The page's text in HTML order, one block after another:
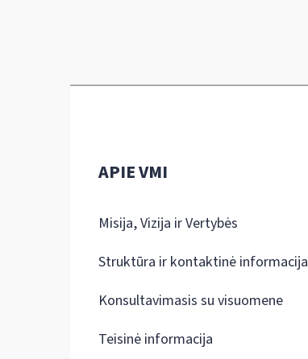
APIE VMI
Misija, Vizija ir Vertybės
Struktūra ir kontaktinė informacija
Konsultavimasis su visuomene
Teisinė informacija